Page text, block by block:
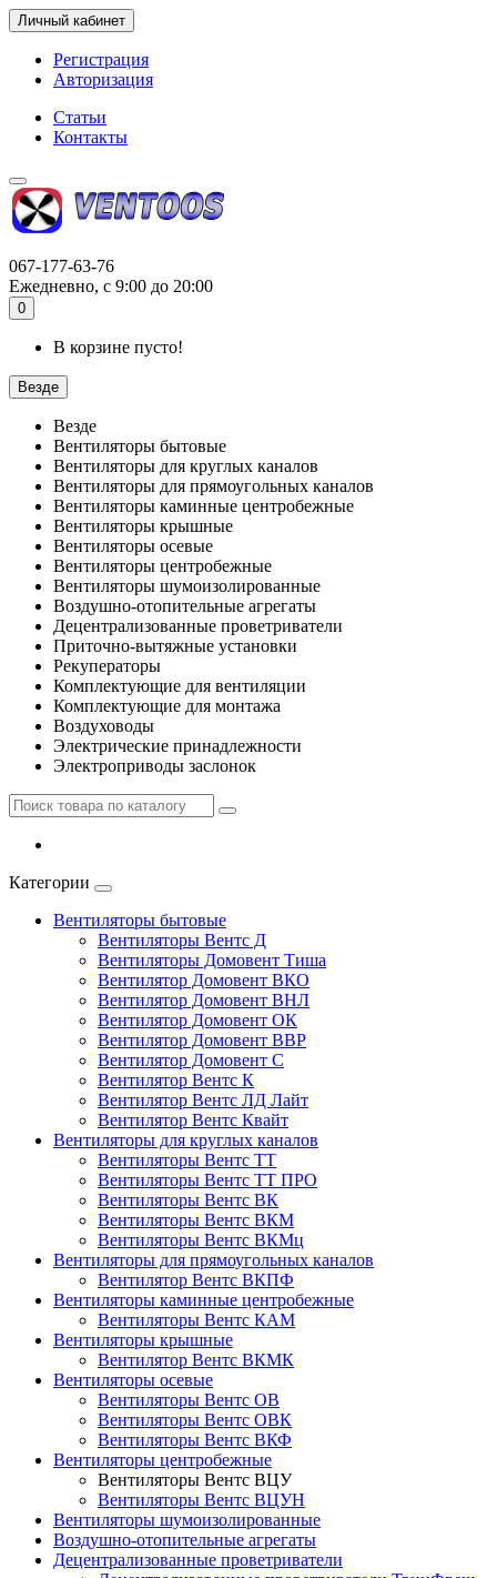
Личный кабинет
Регистрация
Авторизация
Статьи
Контакты
067-177-63-76
Ежедневно, с 9:00 до 20:00
0
В корзине пусто!
Везде
Везде
Вентиляторы бытовые
Вентиляторы для круглых каналов
Вентиляторы для прямоугольных каналов
Вентиляторы каминные центробежные
Вентиляторы крышные
Вентиляторы осевые
Вентиляторы центробежные
Вентиляторы шумоизолированные
Воздушно-отопительные агрегаты
Децентрализованные проветриватели
Приточно-вытяжные установки
Рекуператоры
Комплектующие для вентиляции
Комплектующие для монтажа
Воздуховоды
Электрические принадлежности
Электроприводы заслонок
Категории
Вентиляторы бытовые
Вентиляторы Вентс Д
Вентиляторы Домовент Тиша
Вентилятор Домовент ВКО
Вентилятор Домовент ВНЛ
Вентилятор Домовент ОК
Вентилятор Домовент ВВР
Вентилятор Домовент С
Вентилятор Вентс К
Вентилятор Вентс ЛД Лайт
Вентилятор Вентс Квайт
Вентиляторы для круглых каналов
Вентиляторы Вентс ТТ
Вентиляторы Вентс ТТ ПРО
Вентиляторы Вентс ВК
Вентиляторы Вентс ВКМ
Вентиляторы Вентс ВКМц
Вентиляторы для прямоугольных каналов
Вентилятор Вентс ВКПФ
Вентиляторы каминные центробежные
Вентиляторы Вентс КАМ
Вентиляторы крышные
Вентилятор Вентс ВКМК
Вентиляторы осевые
Вентиляторы Вентс ОВ
Вентиляторы Вентс ОВК
Вентиляторы Вентс ВКФ
Вентиляторы центробежные
Вентиляторы Вентс ВЦУ
Вентиляторы Вентс ВЦУН
Вентиляторы шумоизолированные
Воздушно-отопительные агрегаты
Децентрализованные проветриватели